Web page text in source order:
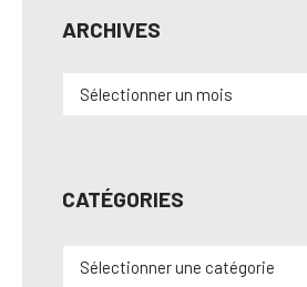
ARCHIVES
Archives
CATÉGORIES
Catégories